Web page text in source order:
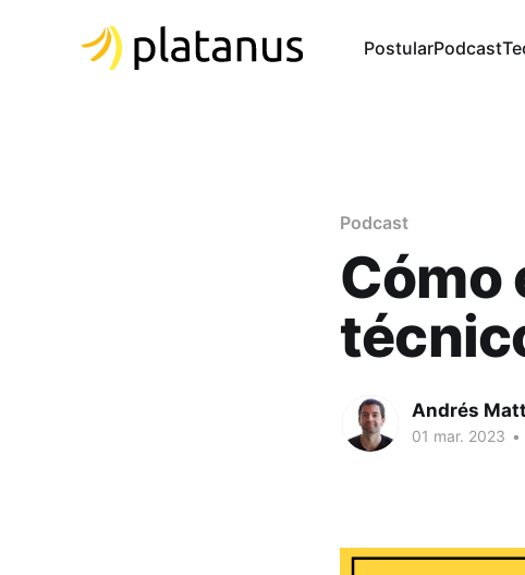
PostularPodcast
Podcast
Cómo
Andrés
01 mar. 2023 •